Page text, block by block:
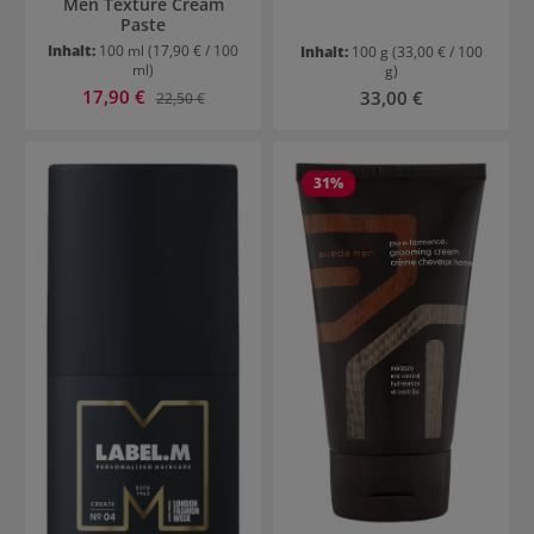
Paste
Inhalt: 100 ml (17,90 € / 100
ml)
Verkaufspreis:
17,90 € Regulärer Preis:
22,50 €
Inhalt: 100 g (33,00 € / 100
g)
Regulärer Preis:
33,00 €
31%